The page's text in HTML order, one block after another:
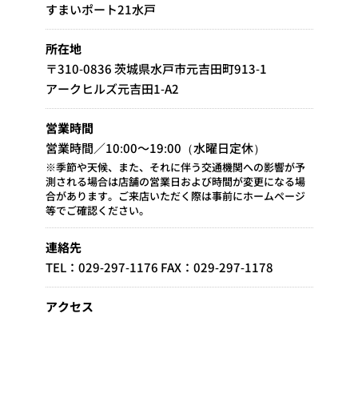
すまいポート21水戸
所在地
〒310-0836 茨城県水戸市元吉田町913-1
アークヒルズ元吉田1-A2
営業時間
営業時間／10:00～19:00（水曜日定休）
※季節や天候、また、それに伴う交通機関への影響が予
測される場合は店舗の営業日および時間が変更になる場
合があります。ご来店いただく際は事前にホームページ
等でご確認ください。
連絡先
TEL：029-297-1176 FAX：029-297-1178
アクセス